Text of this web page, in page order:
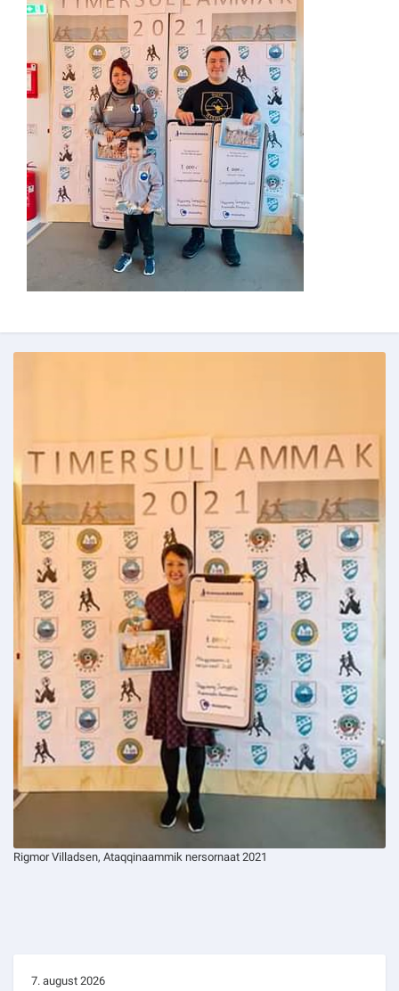
Rigmor Villadsen, Ataqqinaammik nersornaat 2021
7. august 2026